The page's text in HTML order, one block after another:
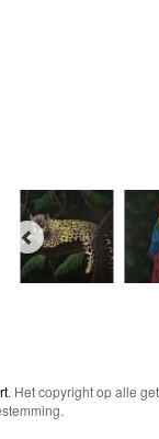
. Het copyright op alle